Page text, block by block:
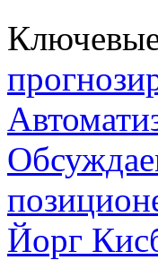
Йорг